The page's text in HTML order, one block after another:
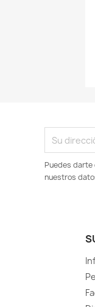
Puedes darte
nuestros